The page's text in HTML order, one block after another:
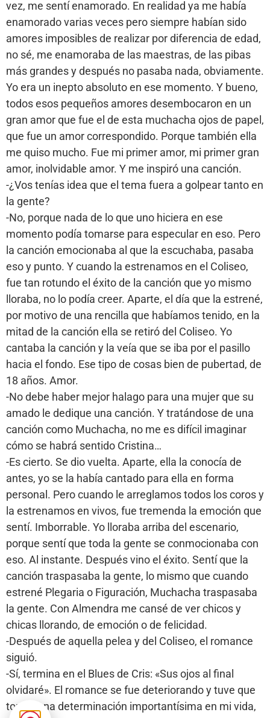
vez, me sentí enamorado. En realidad ya me había
enamorado varias veces pero siempre habían sido
amores imposibles de realizar por diferencia de edad,
no sé, me enamoraba de las maestras, de las pibas
más grandes y después no pasaba nada, obviamente.
Yo era un inepto absoluto en ese momento. Y bueno,
todos esos pequeños amores desembocaron en un
gran amor que fue el de esta muchacha ojos de papel,
que fue un amor correspondido. Porque también ella
me quiso mucho. Fue mi primer amor, mi primer gran
amor, inolvidable amor. Y me inspiró una canción.
-¿Vos tenías idea que el tema fuera a golpear tanto en
la gente?
-No, porque nada de lo que uno hiciera en ese
momento podía tomarse para especular en eso. Pero
la canción emocionaba al que la escuchaba, pasaba
eso y punto. Y cuando la estrenamos en el Coliseo,
fue tan rotundo el éxito de la canción que yo mismo
lloraba, no lo podía creer. Aparte, el día que la estrené,
por motivo de una rencilla que habíamos tenido, en la
mitad de la canción ella se retiró del Coliseo. Yo
cantaba la canción y la veía que se iba por el pasillo
hacia el fondo. Ese tipo de cosas bien de pubertad, de
18 años. Amor.
-No debe haber mejor halago para una mujer que su
amado le dedique una canción. Y tratándose de una
canción como Muchacha, no me es difícil imaginar
cómo se habrá sentido Cristina…
-Es cierto. Se dio vuelta. Aparte, ella la conocía de
antes, yo se la había cantado para ella en forma
personal. Pero cuando le arreglamos todos los coros y
la estrenamos en vivos, fue tremenda la emoción que
sentí. Imborrable. Yo lloraba arriba del escenario,
porque sentí que toda la gente se conmocionaba con
eso. Al instante. Después vino el éxito. Sentí que la
canción traspasaba la gente, lo mismo que cuando
estrené Plegaria o Figuración, Muchacha traspasaba
la gente. Con Almendra me cansé de ver chicos y
chicas llorando, de emoción o de felicidad.
-Después de aquella pelea y del Coliseo, el romance
siguió.
-Sí, termina en el Blues de Cris: «Sus ojos al final
olvidaré». El romance se fue deteriorando y tuve que
tomar una determinación importantísima en mi vida,